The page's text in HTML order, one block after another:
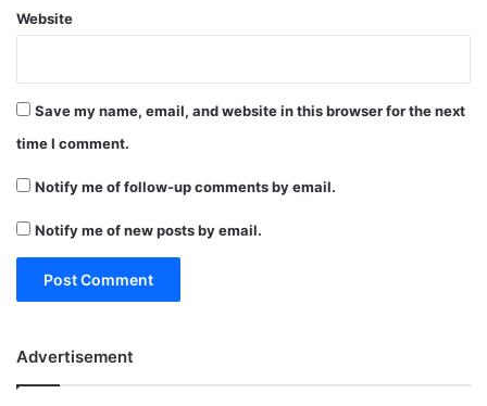
Website
Save my name, email, and website in this browser for the next
time I comment.
Notify me of follow-up comments by email.
Notify me of new posts by email.
Advertisement